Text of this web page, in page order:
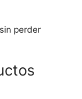
perder